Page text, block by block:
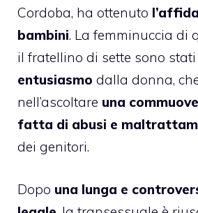
Cordoba, ha ottenuto
bambini. La femminuccia di
il fratellino di sette sono stati
entusiasmo dalla donna,
nell’ascoltare una
fatta di abusi e
dei genitori.
Dopo una lunga e